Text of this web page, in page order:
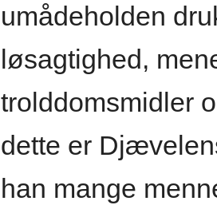
umådeholden
løsagtighed,
trolddomsmidler
dette er
han mange